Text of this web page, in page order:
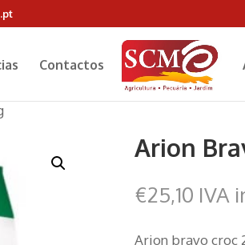
Contactos
Arion
€25,10 IVA
Arion bravo croc